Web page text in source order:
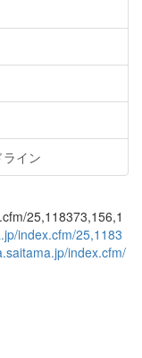
イン
25,118373,156,1
index.cfm/25,1183
index.cfm/